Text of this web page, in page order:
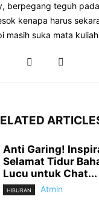
berpegang teguh
kenapa harus
masih suka mata
Anti Garing!
Selamat Tidur
Lucu untuk Chat...
HIBURAN Atmin